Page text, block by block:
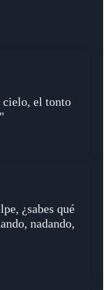
cielo, el tonto
¿sabes qué
nadando,